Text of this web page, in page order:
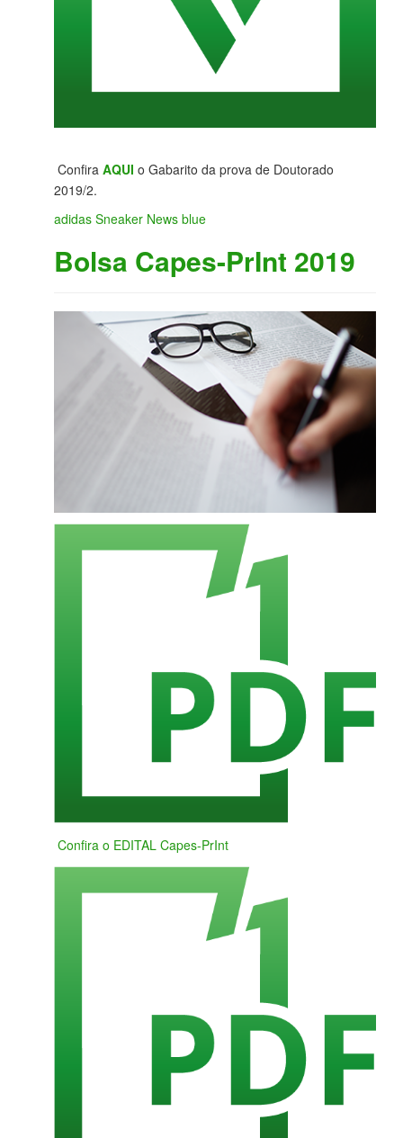
Confira AQUI o Gabarito da prova de Doutorado
2019/2.
adidas Sneaker News blue
Bolsa Capes-PrInt 2019
Confira o EDITAL Capes-PrInt